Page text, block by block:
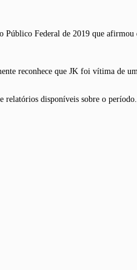
Federal de 2019 que
reconhece que JK foi vítima de
relatórios disponíveis sobre o período.